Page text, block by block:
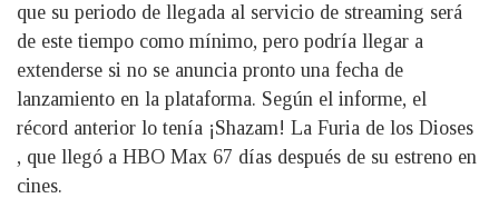
que su periodo de llegada al servicio de streaming será
de este tiempo como mínimo, pero podría llegar a
extenderse si no se anuncia pronto una fecha de
lanzamiento en la plataforma. Según el informe, el
récord anterior lo tenía ¡Shazam! La Furia de los Dioses
, que llegó a HBO Max 67 días después de su estreno en
cines.